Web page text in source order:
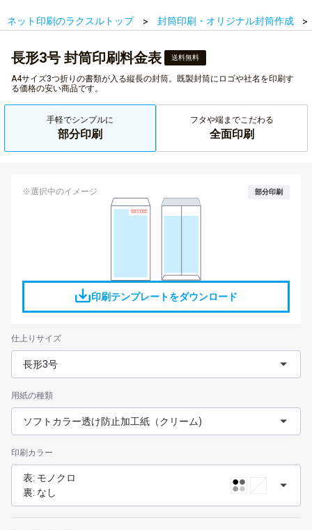
ネット印刷のラクスルトップ 封筒印刷・オリジナル封筒作成
長形3号 封筒印刷料金表 送料無料
A4サイズ3つ折りの書類が入る縦長の封筒。既製封筒にロゴや社名を印刷す
る価格の安い商品です。
手軽でシンプルに
部分印刷
フタや端までこだわる
全面印刷
※選択中のイメージ
印刷テンプレートをダウンロード
部分印刷
仕上りサイズ
長形3号
用紙の種類
ソフトカラー透け防止加工紙（クリーム)
印刷カラー
表: モノクロ
裏: なし